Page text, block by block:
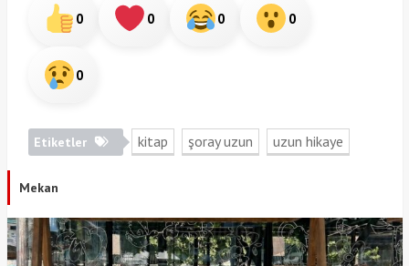
0 0 0 0
0
Etiketler kitap şoray uzun uzun hikaye
Mekan